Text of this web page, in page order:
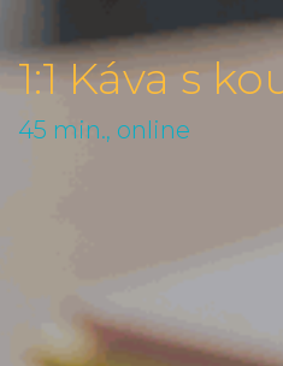
1:1 Káva s
45 min., online